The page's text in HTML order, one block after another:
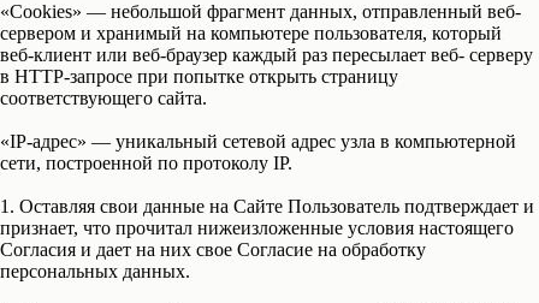
«Cookies» — небольшой фрагмент данных, отправленный веб-
сервером и хранимый на компьютере пользователя, который
веб-клиент или веб-браузер каждый раз пересылает веб- серверу
в HTTP-запросе при попытке открыть страницу
соответствующего сайта.
«IP-адрес» — уникальный сетевой адрес узла в компьютерной
сети, построенной по протоколу IP.
1 . Оставляя свои данные на Сайте Пользователь подтверждает и
признает, что прочитал нижеизложенные условия настоящего
Согласия и дает на них свое Согласие на обработку
персональных данных.